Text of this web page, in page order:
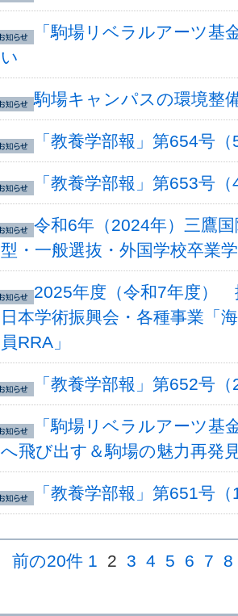
「駒場リベラルアーツ基
い
駒場キャンパスの環境整
「教養学部報」第654号
「教養学部報」第653号
令和6年（2024年）三鷹
型・一般選抜・外国学校卒業
2025年度（令和7年度）
日本学術振興会・各種事業「
員RRA」
「教養学部報」第652号
「駒場リベラルアーツ基
へ飛び出す＆駒場の魅力再発
「教養学部報」第651号
前の20件 1 2 3 4 5 6 7 8